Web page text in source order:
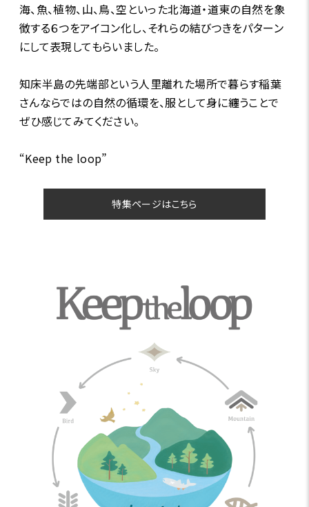
海、魚、植物、山、鳥、空といった北海道・道東の自然を象
徴する６つをアイコン化し、それらの結びつきをパターン
にして表現してもらいました。
知床半島の先端部という人里離れた場所で暮らす稲葉
さんならではの自然の循環を、服として身に纏うことで
ぜひ感じてみてください。
“Keep the loop”
特集ページはこちら